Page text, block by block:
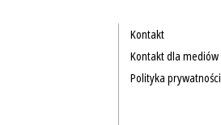
Kontakt
Kontakt dla mediów
Polityka prywatności